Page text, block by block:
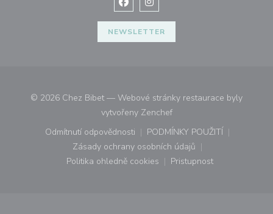
Facebook ((otevře se v novém
Instagram ((otevře se v
NEWSLETTER
© 2026 Chez Bibet — Webové stránky restaurace byly
vytvořeny Zenchef((otevře se v novém okně))
Odmítnutí odpovědnosti
((otevře se v novém okně))
PODMÍNKY POUŽITÍ
((otevře se v novém
Zásady ochrany osobních údajů
((otevře se v novém okně))
Politika ohledně cookies
((otevře se v novém okně))
Pristupnost
((otevře se v novém